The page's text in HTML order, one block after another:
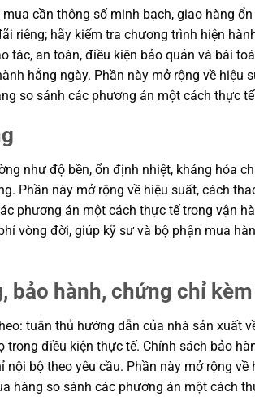
cần thông số minh bạch, giao hàng
riêng; hãy kiểm tra chương trình hiện
an toàn, điều kiện bảo quản và bài
hằng ngày. Phần này mở rộng về hiệu
so sánh các phương án một cách thực
như độ bền, ổn định nhiệt, kháng hóa
Phần này mở rộng về hiệu suất, cách
phương án một cách thực tế trong vận
vòng đời, giúp kỹ sư và bộ phận mua
bảo hành, chứng chỉ
tuân thủ hướng dẫn của nhà sản xuất
điều kiện thực tế. Chính sách bảo
bộ theo yêu cầu. Phần này mở rộng về
hàng so sánh các phương án một cách